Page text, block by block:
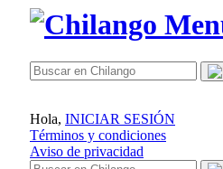
Hola, INICIAR SESIÓN
Términos y condiciones
Aviso de privacidad